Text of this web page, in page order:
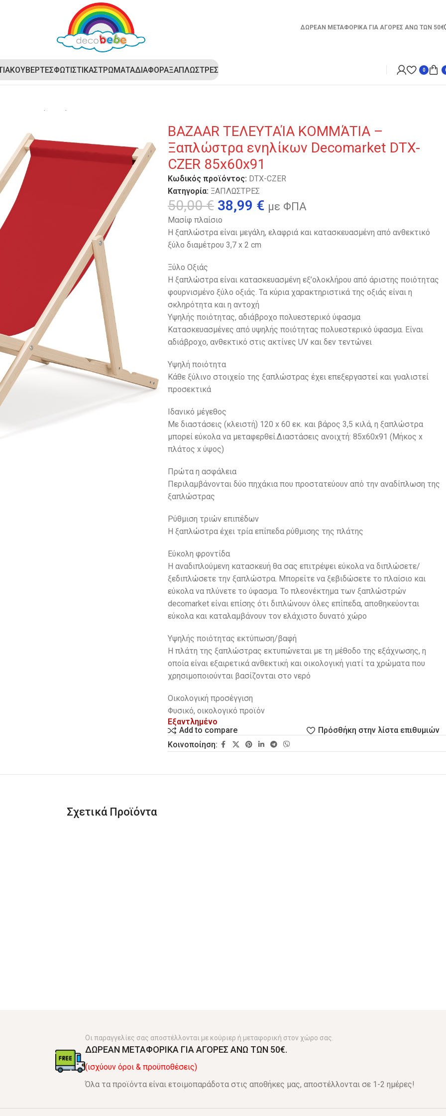
ΔΩΡΕΑΝ ΜΕΤΑΦΟΡΙΚΑ ΓΙΑ ΑΓΟΡΕΣ ΑΝΩ ΤΩΝ 50€
ΚΟΥΒΕΡΤΕΣΦΩΤΙΣΤΙΚΑΣΤΡΩΜΑΤΑΔΙΑΦΟΡΑΞΑΠΛΩΣΤΡΕΣ 0
BAZAAR ΤΕΛΕΥΤΑΊΑ ΚΟΜΜΆΤΙΑ –
Ξαπλώστρα ενηλίκων Decomarket DTX-
CZER 85x60x91
Κωδικός προϊόντος: DTX-CZER
Κατηγορία: ΞΑΠΛΩΣΤΡΕΣ
50,00€ 38,99 € με ΦΠΑ
Μασίφ πλαίσιο
Η ξαπλώστρα είναι μεγάλη, ελαφριά και κατασκευασμένη από ανθεκτικό
ξύλο διαμέτρου 3,7 x 2 cm
Ξύλο Οξιάς
Η ξαπλώστρα είναι κατασκευασμένη εξ’ολοκλήρου από άριστης ποιότητας
φουρνισμένο ξύλο οξιάς. Τα κύρια χαρακτηριστικά της οξιάς είναι η
σκληρότητα και η αντοχή
Υψηλής ποιότητας, αδιάβροχο πολυεστερικό ύφασμα
Κατασκευασμένες από υψηλής ποιότητας πολυεστερικό ύφασμα. Είναι
αδιάβροχο, ανθεκτικό στις ακτίνες UV και δεν τεντώνει
Υψηλή ποιότητα
Κάθε ξύλινο στοιχείο της ξαπλώστρας έχει επεξεργαστεί και γυαλιστεί
προσεκτικά
Ιδανικό μέγεθος
Με διαστάσεις (κλειστή) 120 x 60 εκ. και βάρος 3,5 κιλά, η ξαπλώστρα
μπορεί εύκολα να μεταφερθεί.Διαστάσεις ανοιχτή: 85x60x91 (Mήκος x
πλάτος x ύψος)
Πρώτα η ασφάλεια
Περιλαμβάνονται δύο πηχάκια που προστατεύουν από την αναδίπλωση της
ξαπλώστρας
Ρύθμιση τριών επιπέδων
Η ξαπλώστρα έχει τρία επίπεδα ρύθμισης της πλάτης
Εύκολη φροντίδα
Η αναδιπλούμενη κατασκευή θα σας επιτρέψει εύκολα να διπλώσετε/
ξεδιπλώσετε την ξαπλώστρα. Μπορείτε να ξεβιδώσετε το πλαίσιο και
εύκολα να πλύνετε το ύφασμα. Το πλεονέκτημα των ξαπλώστρών
decomarket είναι επίσης ότι διπλώνουν όλες επίπεδα, αποθηκεύονται
εύκολα και καταλαμβάνουν τον ελάχιστο δυνατό χώρο
Υψηλής ποιότητας εκτύπωση/βαφή
Η πλάτη της ξαπλώστρας εκτυπώνεται με τη μέθοδο της εξάχνωσης, η
οποία είναι εξαιρετικά ανθεκτική και οικολογική γιατί τα χρώματα που
χρησιμοποιούνται βασίζονται στο νερό
Οικολογική προσέγγιση
Φυσικό, οικολογικό προϊόν
Εξαντλημένο
Add to compare
Πρόσθήκη στην λίστα επιθυμιών
Κοινοποίηση:
Σχετικά Προϊόντα
Οι παραγγελίες σας αποστέλλονται με κούριερ ή μεταφορική στον χώρο σας.
ΔΩΡΕΑΝ ΜΕΤΑΦΟΡΙΚΑ ΓΙΑ ΑΓΟΡΕΣ ΑΝΩ ΤΩΝ 50€.
(ισχύουν όροι & προϋποθέσεις)
Όλα τα προϊόντα είναι ετοιμοπαράδοτα στις αποθήκες μας, αποστέλλονται σε 1-2 ημέρες!